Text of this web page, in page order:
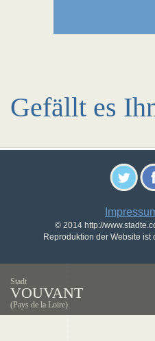
Gefällt es
© 2014 http://
Reproduktion der Website
Stadt
VOUVANT
(Pays de la Loire)